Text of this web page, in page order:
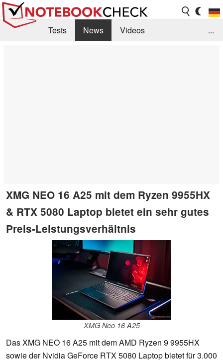
Tests News
Videos
...
XMG NEO 16 A25 mit dem Ryzen 9955HX
& RTX 5080 Laptop bietet ein sehr gutes
Preis-Leistungsverhältnis
XMG Neo 16 A25
Das XMG NEO 16 A25 mit dem AMD Ryzen 9 9955HX
sowie der Nvidia GeForce RTX 5080 Laptop bietet für 3.000